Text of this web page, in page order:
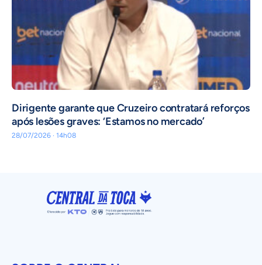
Dirigente garante que Cruzeiro contratará reforços
após lesões graves: ‘Estamos no mercado’
28/07/2026 · 14h08